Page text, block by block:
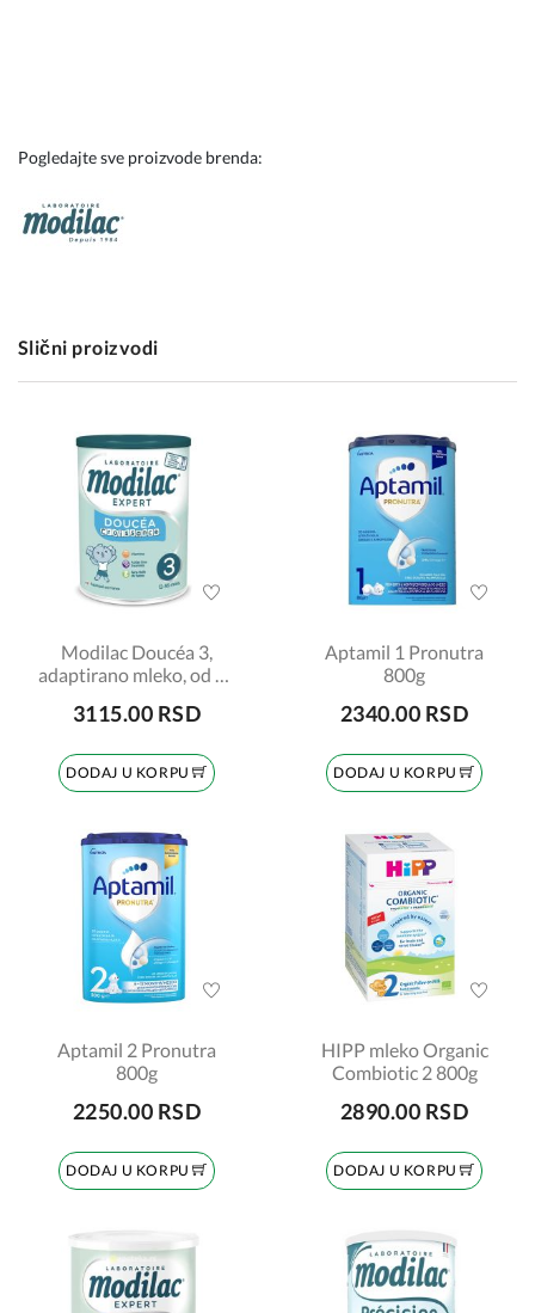
Pogledajte sve proizvode brenda:
Slični proizvodi
Modilac Doucéa 3,
adaptirano mleko, od 12
3115.00 RSD
DODAJ U KORPU
Aptamil 1 Pronutra
800g
2340.00 RSD
DODAJ U KORPU
Aptamil 2 Pronutra
800g
2250.00 RSD
DODAJ U KORPU
HIPP mleko Organic
Combiotic 2 800g
2890.00 RSD
DODAJ U KORPU